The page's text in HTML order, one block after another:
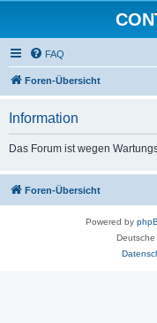
FAQ
Foren-Übersicht
Information
Das Forum ist wegen
Foren-Übersicht
Powered by